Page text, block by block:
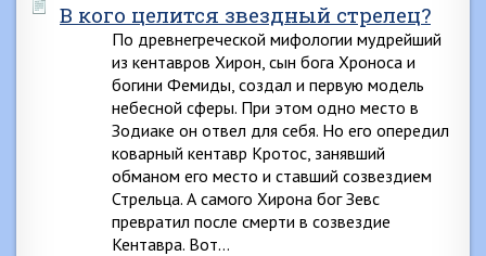
В кого целится звездный стрелец?
По древнегреческой мифологии мудрейший
из кентавров Хирон, сын бога Хроноса и
богини Фемиды, создал и первую модель
небесной сферы. При этом одно место в
Зодиаке он отвел для себя. Но его опередил
коварный кентавр Кротос, занявший
обманом его место и ставший созвездием
Стрельца. А самого Хирона бог Зевс
превратил после смерти в созвездие
Кентавра. Вот…